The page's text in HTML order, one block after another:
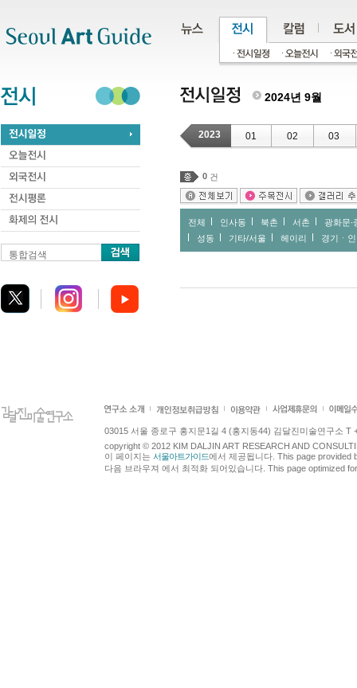
통합검색
2024년 9월
2023 01 02 03
0 건
전체 인사동 북촌 서촌
광화문∙
성동
기타/서울 헤이리 경기ㆍ
03015 서울 종로구 홍지문1길 4 (홍지동44) 김달진미술연구소 T
copyright © 2012 KIM DALJIN ART RESEARCH AND
이 페이지는 서울아트가이드에서 제공됩니다. This page provided
다음 브라우져 에서 최적화 되어있습니다. This page optimized